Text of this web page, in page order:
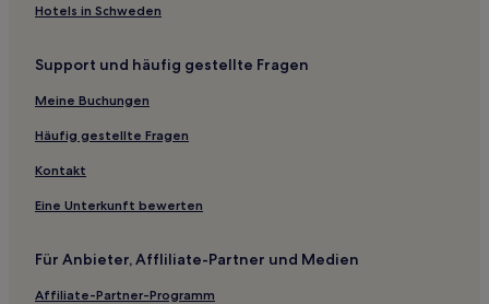
Hotels in Schweden
Support und häufig gestellte Fragen
Meine Buchungen
Häufig gestellte Fragen
Kontakt
Eine Unterkunft bewerten
Für Anbieter, Affliliate-Partner und Medien
Affiliate-Partner-Programm